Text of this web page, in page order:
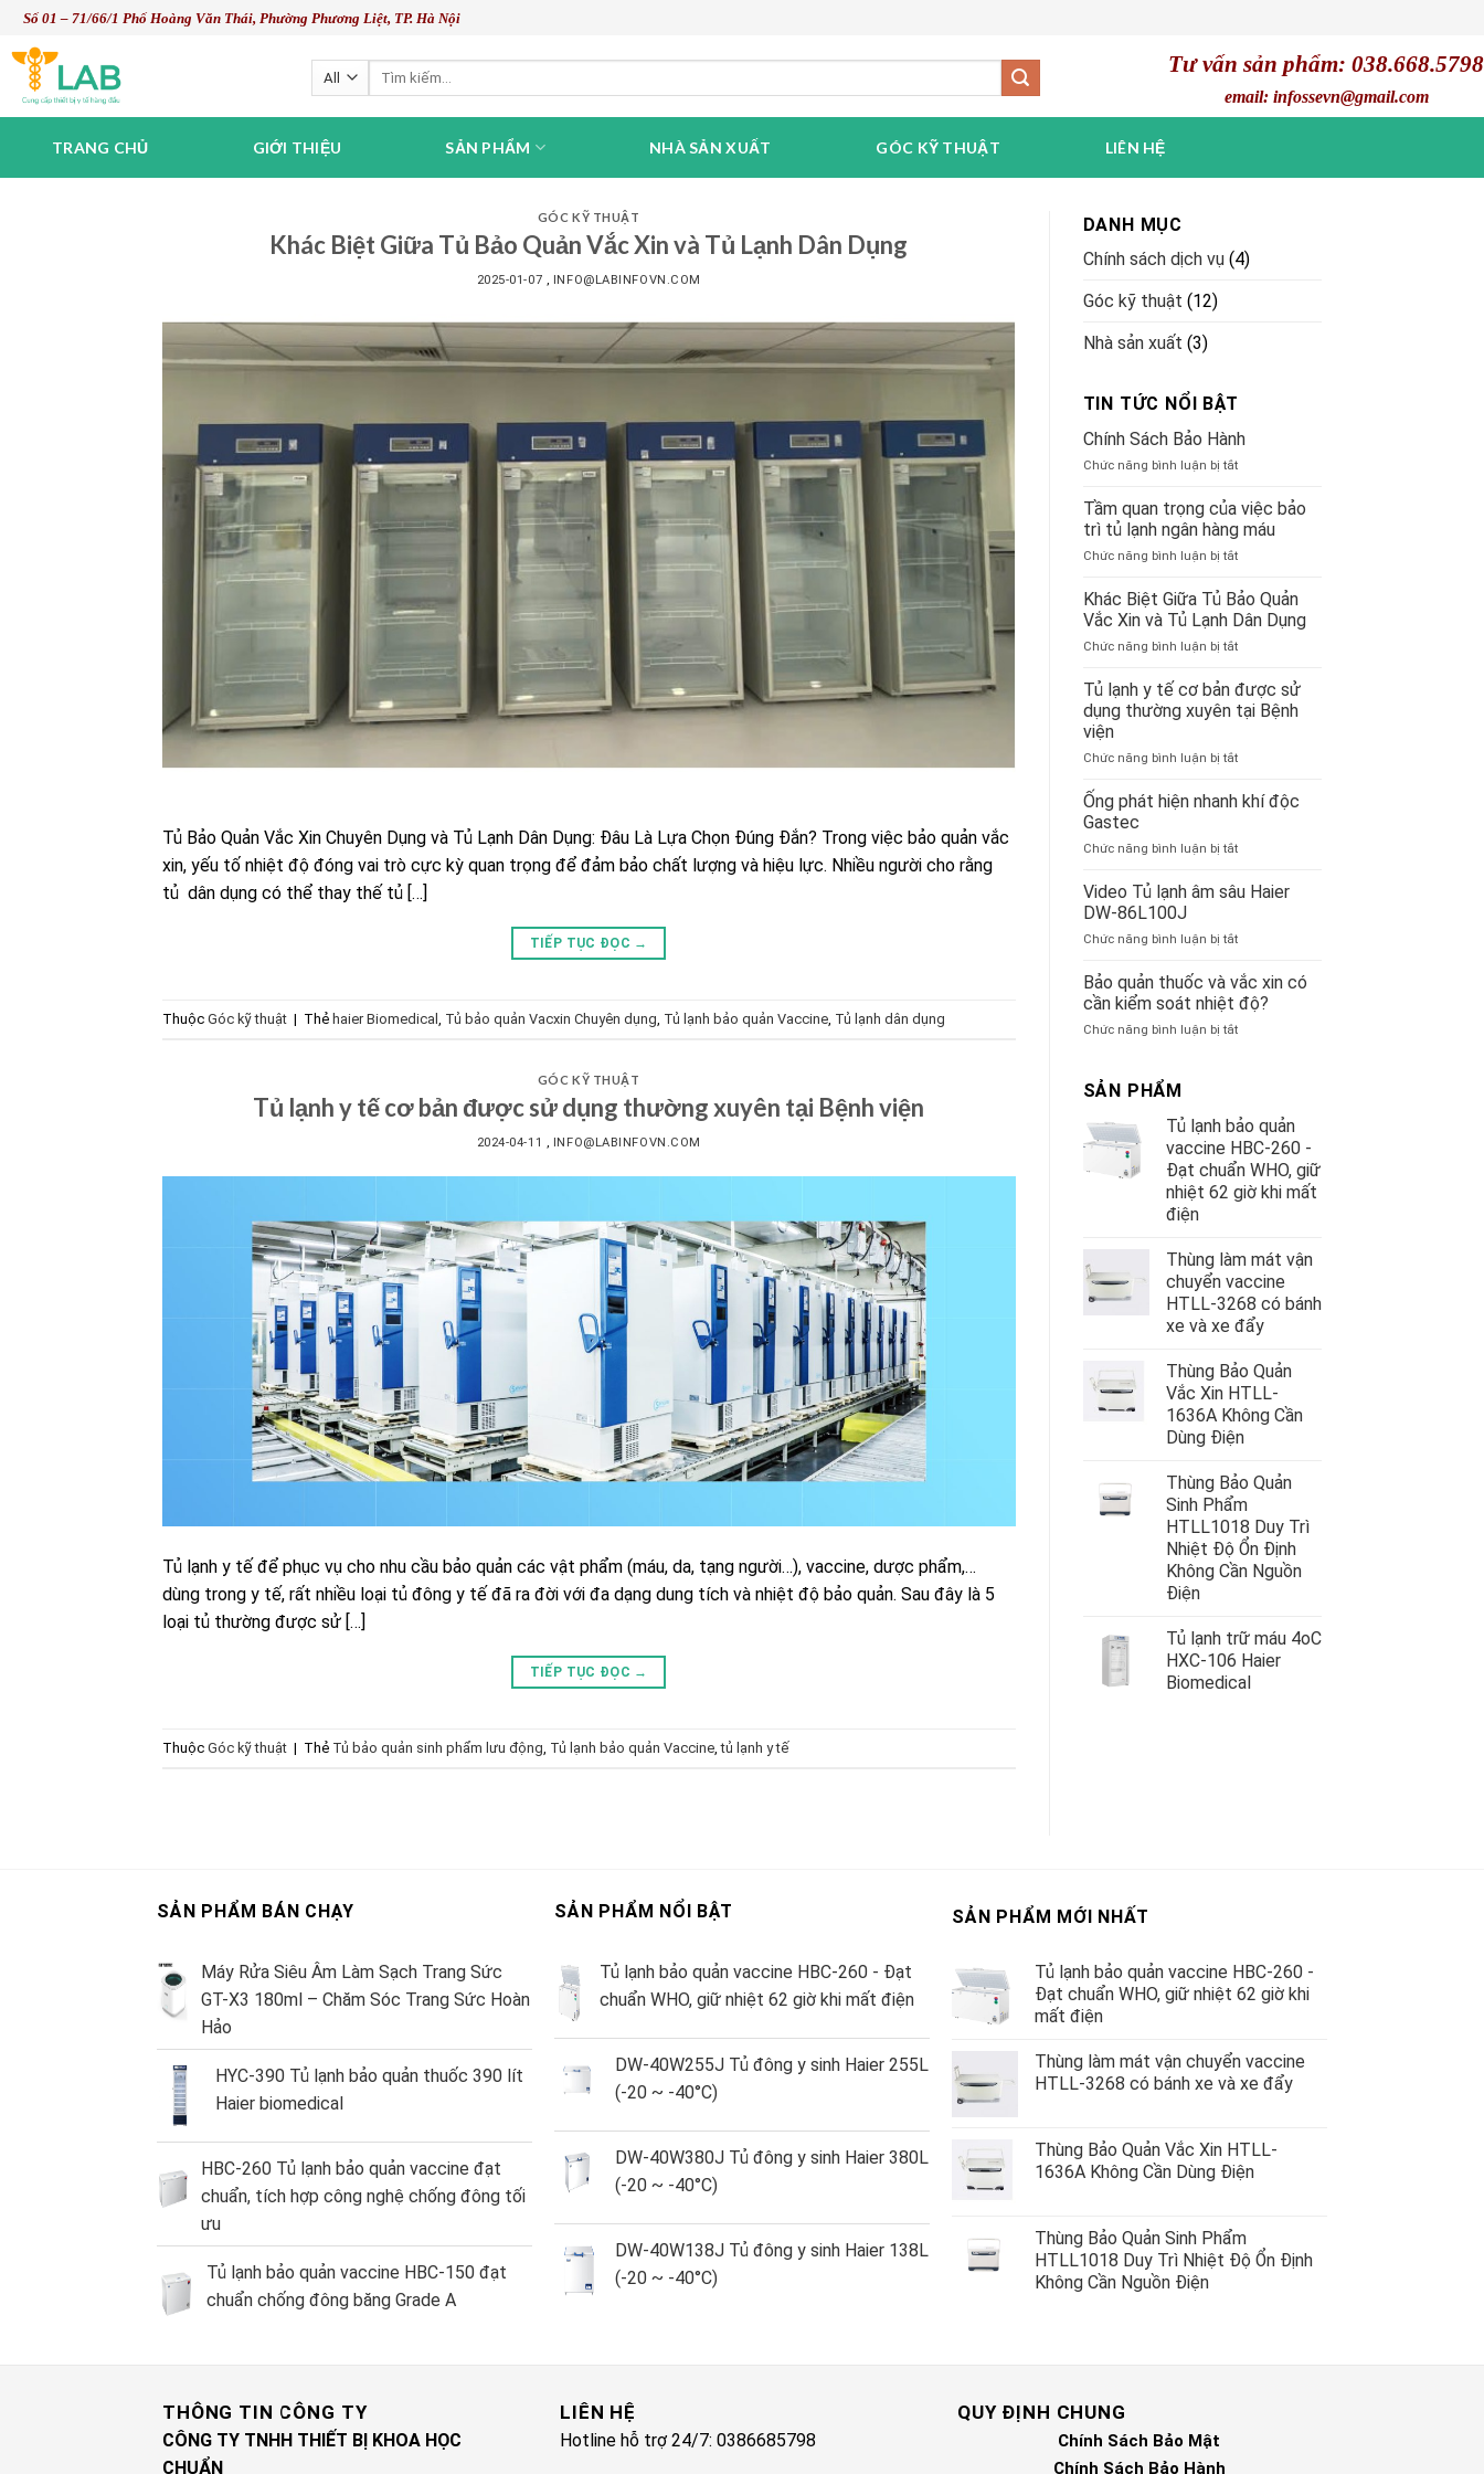
Skip
content
Số 01 – 71/66/1 Phố Hoàng Văn Thái, Phường Phương Liệt, TP. Hà Nội
Tìm
Tư vấn sản phẩm: 038.668.5798
email: infossevn@gmail.com
TRANG CHỦ GIỚI THIỆU SẢN PHẨM NHÀ SẢN XUẤT GÓC KỸ THUẬT LIÊN HỆ
GÓC KỸ THUẬT
Khác Biệt Giữa Tủ Bảo Quản Vắc Xin và Tủ Lạnh Dân Dụng
2025-01-07 INFO@LABINFOVN.COM
Tủ Bảo Quản Vắc Xin Chuyên Dụng và Tủ Lạnh Dân Dụng: Đâu Là Lựa Chọn Đúng Đắn? Trong việc bảo quản vắc
xin, yếu tố nhiệt độ đóng vai trò cực kỳ quan trọng để đảm bảo chất lượng và hiệu lực. Nhiều người cho rằng
tủ dân dụng có thể thay thế tủ […]
TIẾP TỤC ĐỌC →
Thuộc Góc kỹ thuật | Thẻ haier Biomedical Tủ bảo quản Vacxin Chuyên dụng Tủ lạnh bảo quản Vaccine Tủ lạnh dân dụng
GÓC KỸ THUẬT
Tủ lạnh y tế cơ bản được sử dụng thường xuyên tại Bệnh viện
2024-04-11 , INFO@LABINFOVN.COM
Tủ lạnh y tế để phục vụ cho nhu cầu bảo quản các vật phẩm (máu, da, tạng người…), vaccine, dược phẩm,…
dùng trong y tế, rất nhiều loại tủ đông y tế đã ra đời với đa dạng dung tích và nhiệt độ bảo quản. Sau đây là 5
loại tủ thường được sử […]
TIẾP TỤC ĐỌC →
Thuộc Góc kỹ thuật | Thẻ Tủ bảo quản sinh phẩm lưu động Tủ lạnh bảo quản Vaccine ,tủ lạnh y tế
DANH MỤC
Chính sách dịch vụ(4)
Góc kỹ thuật (12)
Nhà sản xuất (3)
TIN TỨC NỔI BẬT
Chính Sách Bảo Hành
Chức năng bình luận bị tắtở
Sách
Bảo
Hành
Tầm quan trọng của việc bảo
trì tủ lạnh ngân hàng máu
Chức năng bình luận bị tắtở
quan
trọng
của
việc
trì
tủ
lạnh
hàng
Khác Biệt Giữa Tủ Bảo Quản
Vắc Xin và Tủ Lạnh Dân Dụng
Chức năng bình luận bị tắtở
Biệt
Giữa
Tủ
Quản
Xin
Lạnh
Dụng
Tủ lạnh y tế cơ bản được sử
dụng thường xuyên tại Bệnh
viện
Chức năng bình luận bị tắtở
lạnh
cơ
được
thường
tại
Bệnh
Ống phát hiện nhanh khí độc
Gastec
Chức năng bình luận bị tắtở
phát
khí
Gastec
Video Tủ lạnh âm sâu Haier
DW-86L100J
Chức năng bình luận bị tắtở
Tủ
lạnh
âm
sâu
Bảo quản thuốc và vắc xin có
cần kiểm soát nhiệt độ?
Chức năng bình luận bị tắtở
vắc
xin
có
cần
kiểm
độ?
SẢN PHẨM
Tủ lạnh bảo quản
vaccine HBC-260 -
Đạt chuẩn WHO, giữ
nhiệt 62 giờ khi mất
điện
Thùng làm mát vận
chuyển vaccine
HTLL-3268 có bánh
xe và xe đẩy
Thùng Bảo Quản
Vắc Xin HTLL-
1636A Không Cần
Dùng Điện
Thùng Bảo Quản
Sinh Phẩm
HTLL1018 Duy Trì
Nhiệt Độ Ổn Định
Không Cần Nguồn
Điện
Tủ lạnh trữ máu 4oC
HXC-106 Haier
Biomedical
SẢN PHẨM BÁN CHẠY
Máy Rửa Siêu Âm Làm Sạch Trang Sức
GT-X3 180ml – Chăm Sóc Trang Sức Hoàn
Hảo
HYC-390 Tủ lạnh bảo quản thuốc 390 lít
Haier biomedical
HBC-260 Tủ lạnh bảo quản vaccine đạt
chuẩn, tích hợp công nghệ chống đông tối
ưu
Tủ lạnh bảo quản vaccine HBC-150 đạt
chuẩn chống đông băng Grade A
SẢN PHẨM NỔI BẬT
Tủ lạnh bảo quản vaccine HBC-260 - Đạt
chuẩn WHO, giữ nhiệt 62 giờ khi mất điện
DW-40W255J Tủ đông y sinh Haier 255L
(-20 ~ -40°C)
DW-40W380J Tủ đông y sinh Haier 380L
(-20 ~ -40°C)
DW-40W138J Tủ đông y sinh Haier 138L
(-20 ~ -40°C)
SẢN PHẨM MỚI NHẤT
Tủ lạnh bảo quản vaccine HBC-260 -
Đạt chuẩn WHO, giữ nhiệt 62 giờ khi
mất điện
Thùng làm mát vận chuyển vaccine
HTLL-3268 có bánh xe và xe đẩy
Thùng Bảo Quản Vắc Xin HTLL-
1636A Không Cần Dùng Điện
Thùng Bảo Quản Sinh Phẩm
HTLL1018 Duy Trì Nhiệt Độ Ổn Định
Không Cần Nguồn Điện
THÔNG TIN CÔNG TY
CÔNG TY TNHH THIẾT BỊ KHOA HỌC
CHUẨN
LIÊN HỆ
Hotline hỗ trợ 24/7: 0386685798
QUY ĐỊNH CHUNG
Chính Sách Bảo Mật
Chính Sách Bảo Hành